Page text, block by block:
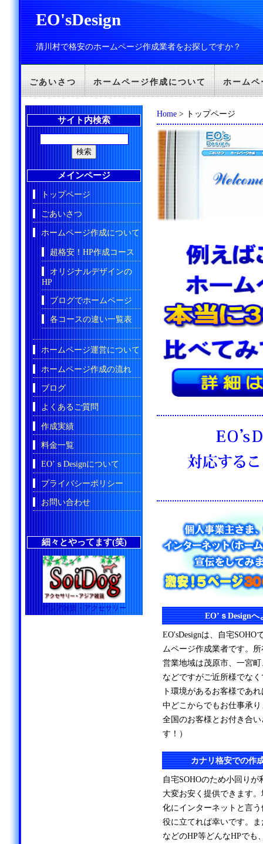
EO'sDesign
清川村で格安のホームページ作成業者をお探しですか？
ごあいさつ ホームページ作成について ホームペ
Home > トップページ
EO’ｓDesign
EO'sDesignは、自宅SOHO
ムページ作成業者です。
営業地域は茂原市、一宮
などですがご近所様でな
ト環境があるお客様であ
中どこからでもお仕事承
全国のお客様とお付き合
す！）
カナリ格安での作
自宅SOHOのため小回り
大変お安く提供できます
化にインターネットと言
役に立てれば幸いです。
などのHP等どんなHPでも
サイト内検索
メインページ
トップページ
ごあいさつ
ホームページ作成について
超格安！HP作成コース
オリジナルデザインの
HP
ブログでホームページ
各コースの違い一覧表
ホームページ運営について
ホームページ作成の流れ
ブログ
よくあるご質問
作成実績
料金一覧
EO’ｓDesignについて
プライバシーポリシー
お問い合わせ
細々とやってます(笑)
アジア雑貨・アクセサリー